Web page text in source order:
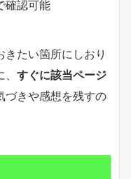
確認可能
たい箇所にしおり
すぐに該当ページ
づきや感想を残すの